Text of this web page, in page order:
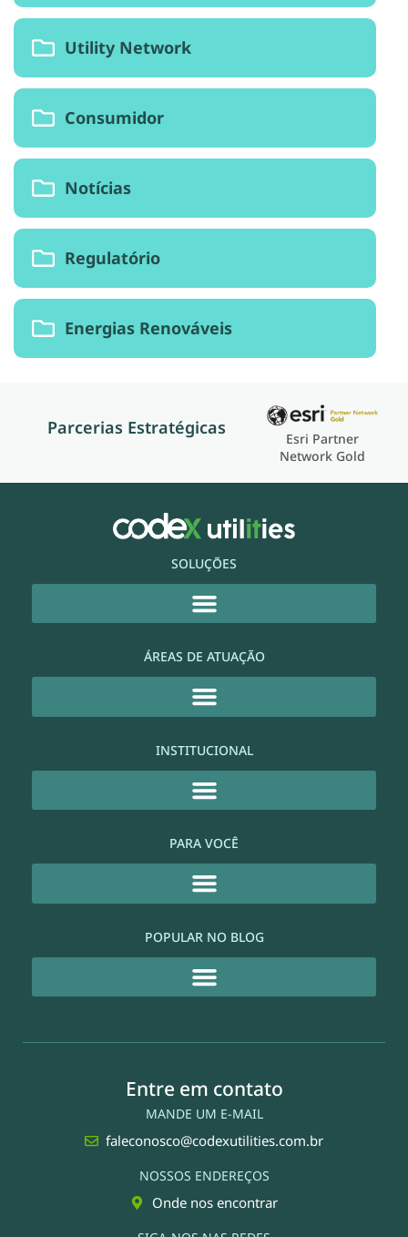
Utility Network
Consumidor
Notícias
Regulatório
Energias Renováveis
Parcerias Estratégicas
Esri Partner
Network Gold
SOLUÇÕES
ÁREAS DE ATUAÇÃO
INSTITUCIONAL
PARA VOCÊ
POPULAR NO BLOG
Entre em contato
MANDE UM E-MAIL
faleconosco@codexutilities.com.br
NOSSOS ENDEREÇOS
Onde nos encontrar